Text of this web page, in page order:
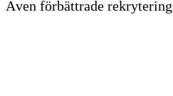
Även förbättrade